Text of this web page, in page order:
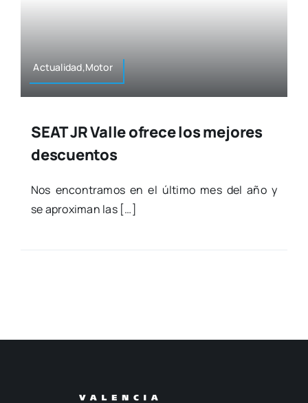
Actualidad,Motor
SEAT JR Valle ofrece los mejores
descuentos
Nos encon­tra­mos en el últi­mo mes del año y
se apro­xi­man las […]